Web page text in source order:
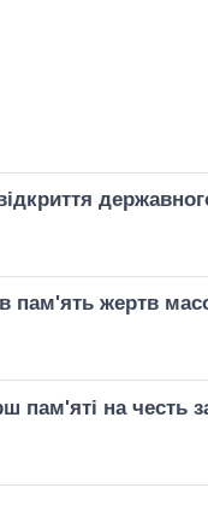
пам'ять жертв
пам'яті на честь